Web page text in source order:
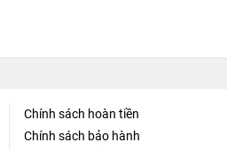
Chính sách hoàn tiền
Chính sách bảo hành